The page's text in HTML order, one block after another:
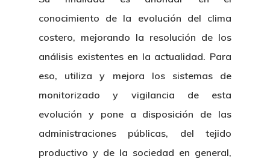
conocimiento de la evolución del clima
costero, mejorando la resolución de los
análisis existentes en la actualidad. Para
eso, utiliza y mejora los sistemas de
monitorizado y vigilancia de esta
evolución y pone a disposición de las
administraciones públicas, del tejido
productivo y de la sociedad en general,